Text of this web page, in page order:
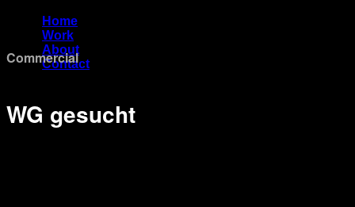
Home
Work
About
Contact
Commercial
WG gesucht